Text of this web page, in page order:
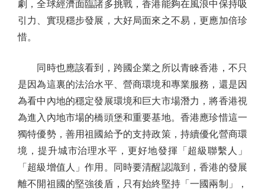
劇，全球經濟面臨諸多挑戰，香港能夠在風浪中保持吸
引力、實現穩步發展，大好局面來之不易，更應加倍珍
惜。
同時也應該看到，跨國企業之所以青睞香港，不只
是因為這裏的法治水平、營商環境和專業服務，還是因
為看中內地的穩定發展環境和巨大市場潛力，將香港視
為進入內地市場的橋頭堡和重要基地。香港應珍惜這一
獨特優勢，善用祖國給予的支持政策，持續優化營商環
境，提升城市治理水平，更好地發揮「超級聯繫人」
「超級增值人」作用。同時要清醒認識到，香港的發展
離不開祖國的堅強後盾，只有始終堅持「一國兩制」，